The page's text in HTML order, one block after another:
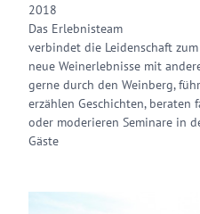
2018
Das Erlebnisteam
verbindet die Leidenschaft
neue Weinerlebnisse mit
gerne durch den Weinberg,
erzählen Geschichten,
oder moderieren Seminare in
Gäste